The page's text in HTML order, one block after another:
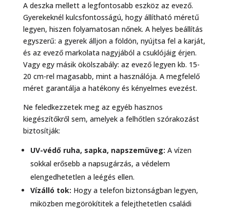
A deszka mellett a legfontosabb eszköz az evező.
Gyerekeknél kulcsfontosságú, hogy állítható méretű
legyen, hiszen folyamatosan nőnek. A helyes beállítás
egyszerű: a gyerek álljon a földön, nyújtsa fel a karját,
és az evező markolata nagyjából a csuklójáig érjen.
Vagy egy másik ökölszabály: az evező legyen kb. 15-
20 cm-rel magasabb, mint a használója. A megfelelő
méret garantálja a hatékony és kényelmes evezést.
Ne feledkezzetek meg az egyéb hasznos
kiegészítőkről sem, amelyek a felhőtlen szórakozást
biztosítják:
UV-védő ruha, sapka, napszemüveg: A vízen
sokkal erősebb a napsugárzás, a védelem
elengedhetetlen a leégés ellen.
Vízálló tok: Hogy a telefon biztonságban legyen,
miközben megörökítitek a felejthetetlen családi